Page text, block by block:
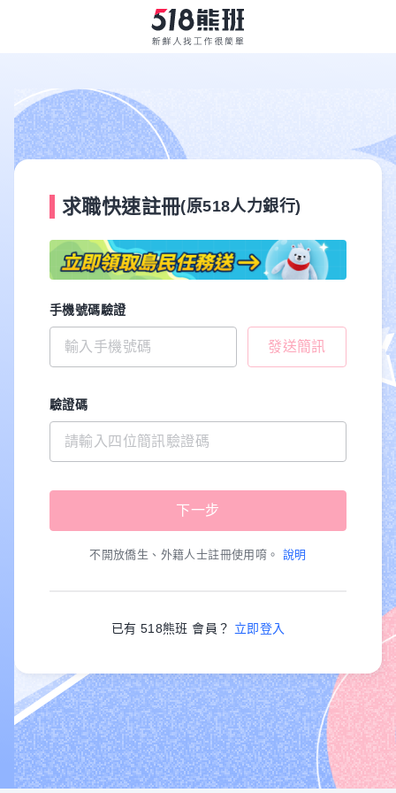
求職快速註冊(原518人力銀行)
手機號碼驗證
發送簡訊
驗證碼
不開放僑生、外籍人士註冊使用唷。 說明
已有 518熊班 會員？ 立即登入